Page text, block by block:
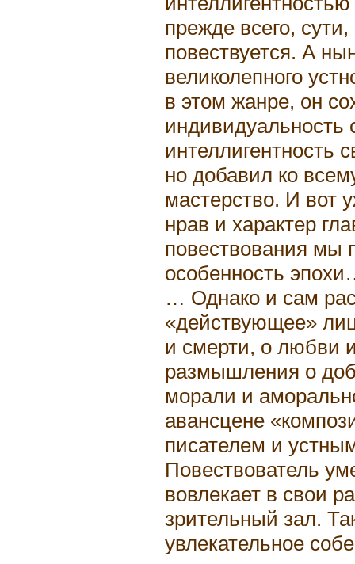
прежде всего,
повествуется. А
великолепного
в этом жанре, он
индивидуальность
интеллигентность
но добавил ко
мастерство. И вот
нрав и характер
повествования мы
особенность
… Однако и сам
«действующее»
и смерти, о любви
размышления о
морали и
авансцене
писателем и
Повествователь
вовлекает в свои
зрительный зал.
увлекательное